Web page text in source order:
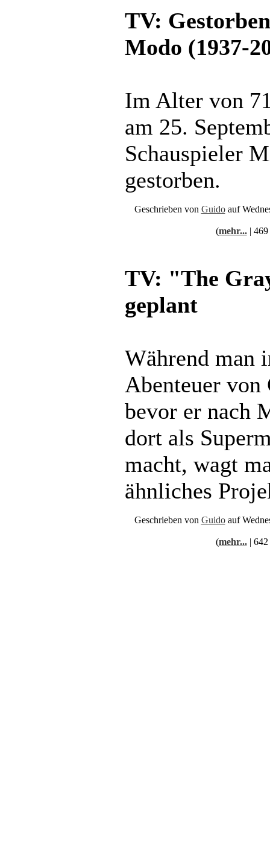
TV:
Modo (1937-
Im Alter von
am 25.
Schauspieler
gestorben.
Geschrieben von Guidoauf
(mehr...| 469
TV: "The
geplant
Während
Abenteuer
bevor er nach
dort als
macht, wagt
ähnliches
Geschrieben von Guidoauf
(mehr...| 642